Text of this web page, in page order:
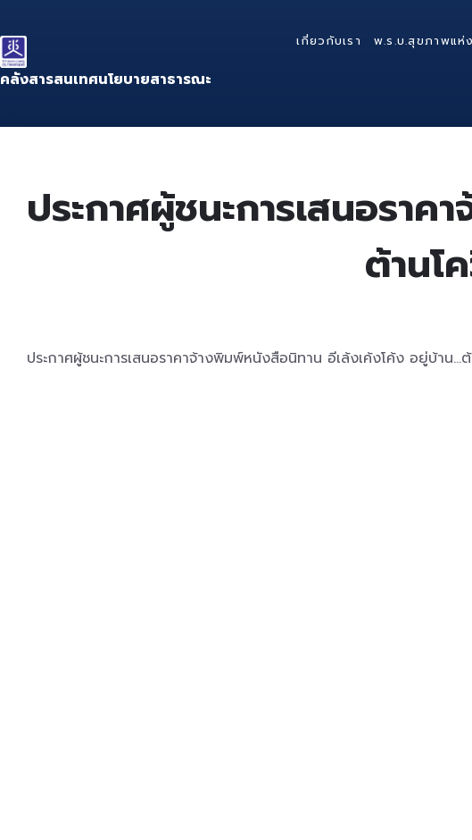
to
content
to
main
navigation
to
footer
คลังสารสนเทศนโยบายสาธารณะ
เกี่ยวกับเรา พ.ร.บ.สุขภาพแ
ประกาศผู้ชนะการเสนอรา
ต้านโ
ประกาศผู้ชนะการเสนอราคาจ้างพิมพ์หนังสือนิทาน อีเล้งเค้งโค้ง อยู่บ้าน…ต้